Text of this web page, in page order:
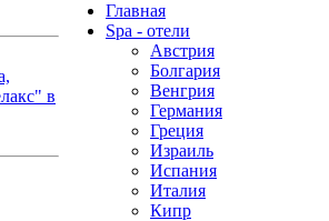
в
Главная
Spa - отели
Австрия
Болгария
Венгрия
Германия
Греция
Израиль
Испания
Италия
Кипр